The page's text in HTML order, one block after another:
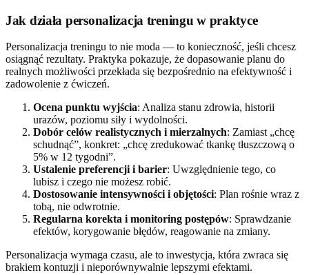
Jak działa personalizacja treningu w praktyce
Personalizacja treningu to nie moda — to konieczność, jeśli chcesz
osiągnąć rezultaty. Praktyka pokazuje, że dopasowanie planu do
realnych możliwości przekłada się bezpośrednio na efektywność i
zadowolenie z ćwiczeń.
Ocena punktu wyjścia: Analiza stanu zdrowia, historii
urazów, poziomu siły i wydolności.
Dobór celów realistycznych i mierzalnych: Zamiast „chcę
schudnąć”, konkret: „chcę zredukować tkankę tłuszczową o
5% w 12 tygodni”.
Ustalenie preferencji i barier: Uwzględnienie tego, co
lubisz i czego nie możesz robić.
Dostosowanie intensywności i objętości: Plan rośnie wraz z
tobą, nie odwrotnie.
Regularna korekta i monitoring postępów: Sprawdzanie
efektów, korygowanie błędów, reagowanie na zmiany.
Personalizacja wymaga czasu, ale to inwestycja, która zwraca się
brakiem kontuzji i nieporównywalnie lepszymi efektami.